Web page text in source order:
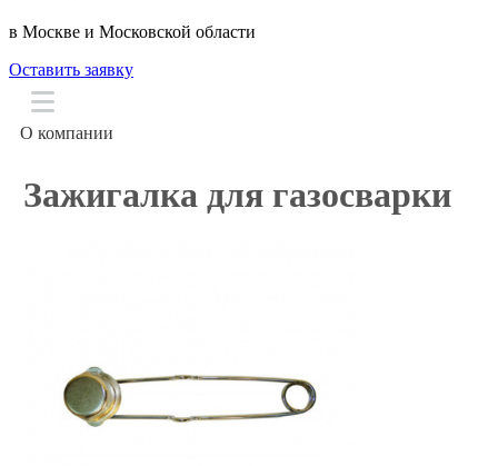
в Москве и Московской области
Оставить заявку
О компании
Баллоны
Зажигалка для газосварки